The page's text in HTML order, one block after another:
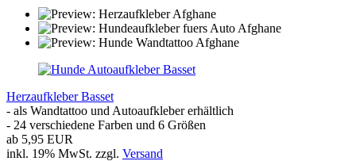
Herzaufkleber Basset
- als Wandtattoo und Autoaufkleber erhältlich
- 24 verschiedene Farben und 6 Größen
ab 5,95 EUR
inkl. 19% MwSt. zzgl. Versand